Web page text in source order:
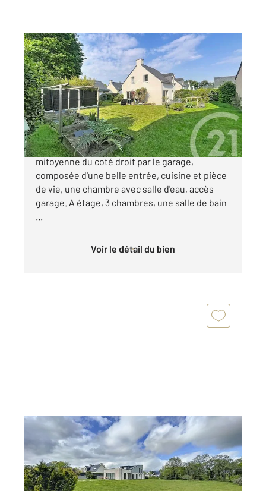
PLOEREN 56
108,56 m2, 5 pièces
Ref : 1348
Maison à vendre
385 000 €
PLOEREN, a découvrir cette Maison de 2005
mitoyenne du coté droit par le garage,
composée d'une belle entrée, cuisine et pièce
de vie, une chambre avec salle d'eau, accès
garage. A étage, 3 chambres, une salle de bain
...
Voir le détail du bien
PLOEREN 56
146,35 m 2, 6 pièces
Ref : 1355
Maison à vendre